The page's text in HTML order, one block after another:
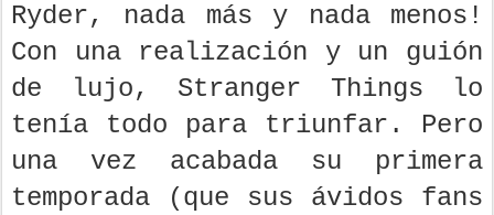
Ryder, nada más y nada menos!
Con una realización y un guión
de lujo, Stranger Things lo
tenía todo para triunfar. Pero
una vez acabada su primera
temporada (que sus ávidos fans